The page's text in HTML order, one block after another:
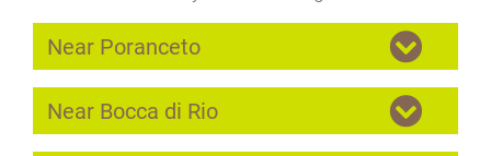
Near Poranceto
Near Bocca di Rio